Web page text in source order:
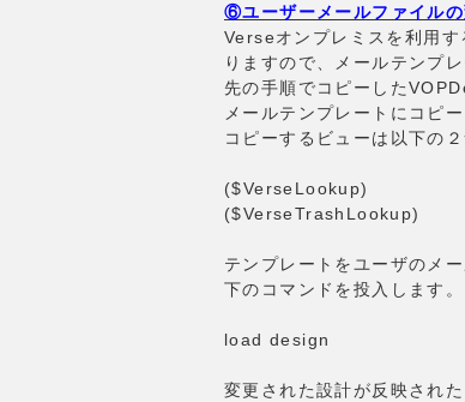
⑥ユーザーメールファイル
Verseオンプレミスを利用
りますので、メールテンプ
先の手順でコピーした
メールテンプレートにコピー
コピーするビューは以下の
($VerseLookup)
($VerseTrashLookup)
テンプレートをユーザのメ
下のコマンドを投入します。
load design
変更された設計が反映され